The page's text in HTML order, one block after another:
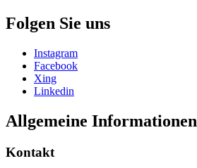
Folgen Sie uns
Instagram
Facebook
Xing
Linkedin
Allgemeine Informationen
Kontakt